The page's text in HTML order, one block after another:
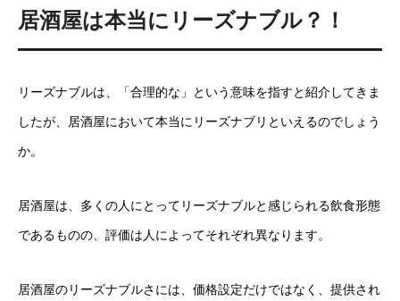
居酒屋は本当にリーズナブル？！
リーズナブルは、「合理的な」という意味を指すと紹介してきま
したが、居酒屋において本当にリーズナブリといえるのでしょう
か。
居酒屋は、多くの人にとってリーズナブルと感じられる飲食形態
であるものの、評価は人によってそれぞれ異なります。
居酒屋のリーズナブルさには、価格設定だけではなく、提供され